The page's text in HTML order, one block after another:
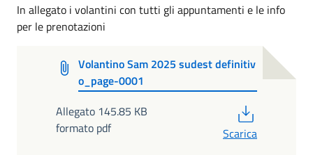
In allegato i volantini con tutti gli appuntamenti e le info
per le prenotazioni
Volantino Sam 2025 sudest definitiv
o_page-0001
Allegato 145.85 KB
formato pdf
Scarica